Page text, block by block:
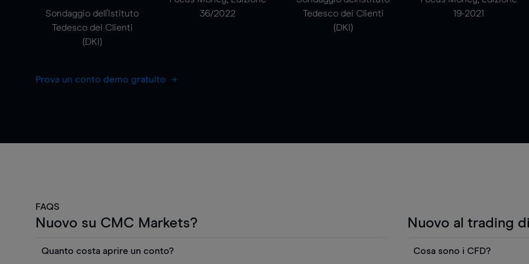
Sondaggio dell'Istituto
Tedesco dei Clienti
(DKI)
36/2022
Tedesco dei Clienti
(DKI)
19-2021
Prova un conto demo gratuito
FAQS
Nuovo su CMC Markets?
Quanto costa aprire un conto?
Nuovo al trading
Cosa sono i CFD?